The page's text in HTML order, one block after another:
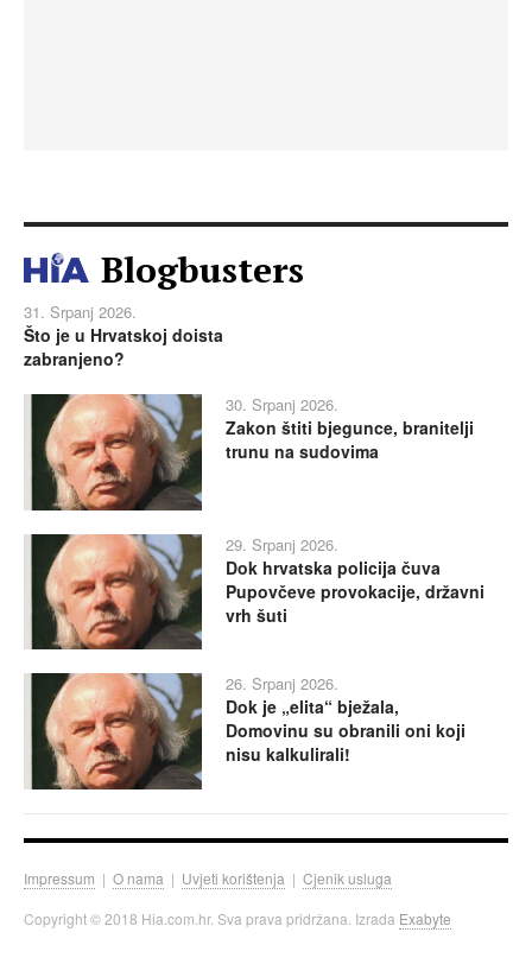
Blogbusters
31. Srpanj 2026.
Što je u Hrvatskoj doista
zabranjeno?
30. Srpanj 2026.
Zakon štiti bjegunce, branitelji
trunu na sudovima
29. Srpanj 2026.
Dok hrvatska policija čuva
Pupovčeve provokacije, državni
vrh šuti
26. Srpanj 2026.
Dok je „elita“ bježala,
Domovinu su obranili oni koji
nisu kalkulirali!
Impressum | O nama | Uvjeti korištenja | Cjenik usluga
Copyright © 2018 Hia.com.hr. Sva prava pridržana. Izrada Exabyte